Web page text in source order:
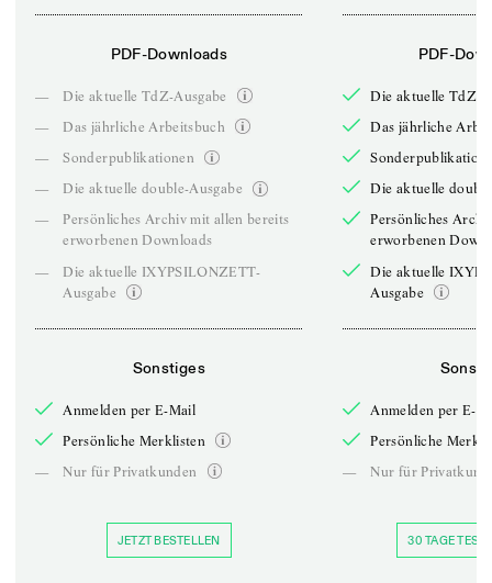
PDF-Downloads
—
Die aktuelle TdZ-Ausgabe
—
Das jährliche Arbeitsbuch
—
Sonderpublikationen
—
Die aktuelle double-Ausgabe
—
Persönliches Archiv mit allen bereits
erworbenen Downloads
—
Die aktuelle IXYPSILONZETT-
Ausgabe
Sonstiges
Anmelden per E-Mail
Persönliche Merklisten
—
Nur für Privatkunden
JETZT BESTELLEN
PDF-
Die aktuelle TdZ-
Das jährliche
Die aktuelle
Persönliches
erworbenen
Die aktuelle
Ausgabe
Anmelden per E-
Persönliche
—
Nur für
30 TAGE